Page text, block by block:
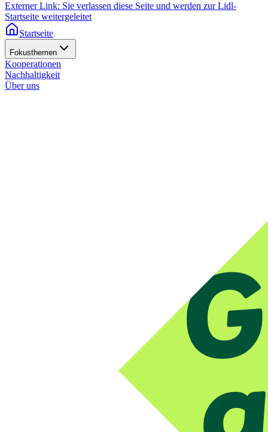
Externer Link: Sie verlassen diese Seite und werden zur Lidl-
Startseite weitergeleitet
Startseite
Fokusthemen
Kooperationen
Nachhaltigkeit
Über uns